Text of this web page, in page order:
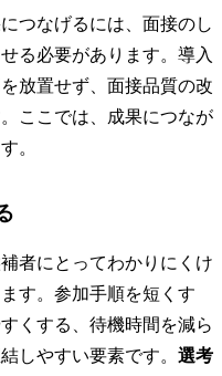
つなげるには、面接のし
る必要があります。導入
放置せず、面接品質の改
ここでは、成果につなが
。
者にとってわかりにくけ
す。参加手順を短くす
くする、待機時間を減ら
しやすい要素です。 選考